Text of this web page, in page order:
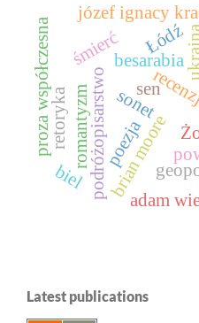
brian moore
podróżopisarstwo
besarabia
józef ignacy
adam
poezja
sonet
Łódź
biel
śmierć
sen
romantyzm
proza współczesnaretoryka
Latest publications